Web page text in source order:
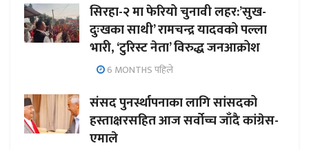
सिरहा-२ मा फेरियो चुनावी लहर:’सुख-
दुःखका साथी’ रामचन्द्र यादवको पल्ला
भारी, ‘टुरिस्ट नेता’ विरुद्ध जनआक्रोश
6 MONTHS पहिले
संसद पुनर्स्थापनाका लागि सांसदको
हस्ताक्षरसहित आज सर्वोच्च जाँदै कांग्रेस-
एमाले